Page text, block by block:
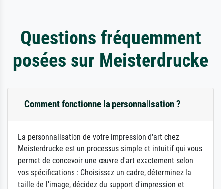
Questions fréquemment
posées sur Meisterdrucke
Comment fonctionne la personnalisation ?
La personnalisation de votre impression d'art chez
Meisterdrucke est un processus simple et intuitif qui vous
permet de concevoir une œuvre d'art exactement selon
vos spécifications : Choisissez un cadre, déterminez la
taille de l'image, décidez du support d'impression et